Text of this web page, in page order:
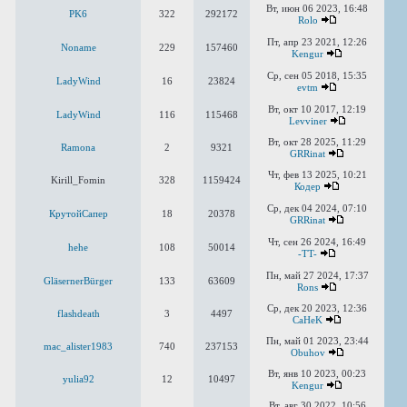
PK6 322 292172
Вт, июн 06 2023, 16:48
Rolo
Noname 229 157460
Пт, апр 23 2021, 12:26
Kengur
LadyWind 16 23824
Ср, сен 05 2018, 15:35
evtm
LadyWind 116 115468
Вт, окт 10 2017, 12:19
Levviner
Ramona 2 9321
Вт, окт 28 2025, 11:29
GRRinat
Kirill_Fomin 328 1159424
Чт, фев 13 2025, 10:21
Кодер
КрутойСапер 18 20378
Ср, дек 04 2024, 07:10
GRRinat
hehe 108 50014
Чт, сен 26 2024, 16:49
-TT-
GläsernerBürger 133 63609
Пн, май 27 2024, 17:37
Rons
flashdeath 3 4497
Ср, дек 20 2023, 12:36
CaHeK
mac_alister1983 740 237153
Пн, май 01 2023, 23:44
Obuhov
yulia92 12 10497
Вт, янв 10 2023, 00:23
Kengur